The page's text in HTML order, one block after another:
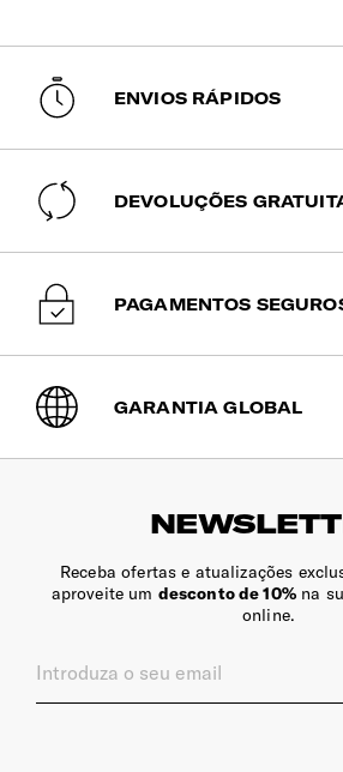
ENVIOS RÁPIDOS
DEVOLUÇÕES
PAGAMENTOS
GARANTIA GLOBAL
Receba ofertas e atualizações
aproveite um desconto de 10%na
online.